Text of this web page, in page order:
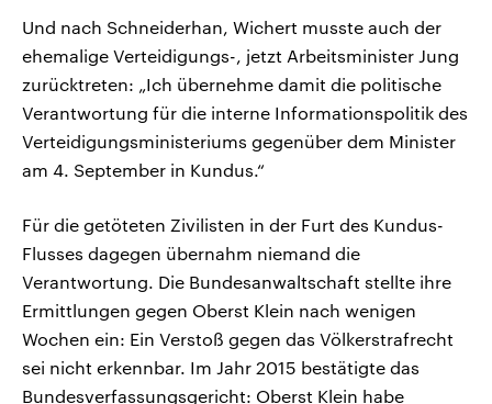
Und nach Schneiderhan, Wichert musste auch der
ehemalige Verteidigungs-, jetzt Arbeitsminister Jung
zurücktreten: „Ich übernehme damit die politische
Verantwortung für die interne Informationspolitik des
Verteidigungsministeriums gegenüber dem Minister
am 4. September in Kundus.“
Für die getöteten Zivilisten in der Furt des Kundus-
Flusses dagegen übernahm niemand die
Verantwortung. Die Bundesanwaltschaft stellte ihre
Ermittlungen gegen Oberst Klein nach wenigen
Wochen ein: Ein Verstoß gegen das Völkerstrafrecht
sei nicht erkennbar. Im Jahr 2015 bestätigte das
Bundesverfassungsgericht: Oberst Klein habe